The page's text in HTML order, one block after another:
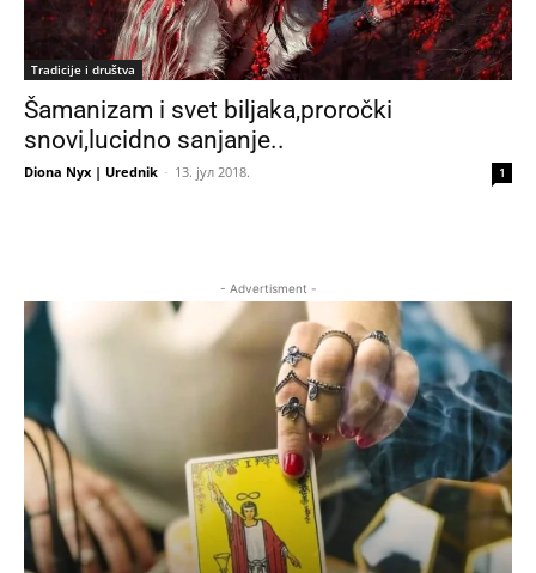
Tradicije i društva
Šamanizam i svet biljaka,proročki
snovi,lucidno sanjanje..
Diona Nyx | Urednik - 13. јул 2018. 1
- Advertisment -